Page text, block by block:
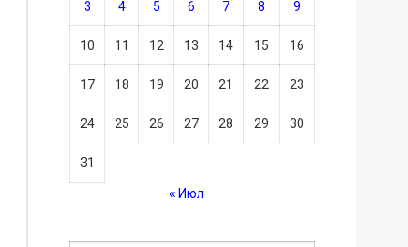
3 4 5 6 7 8 9
10 11 12 13 14 15 16
17 18 19 20 21 22 23
24 25 26 27 28 29 30
31
« Июл